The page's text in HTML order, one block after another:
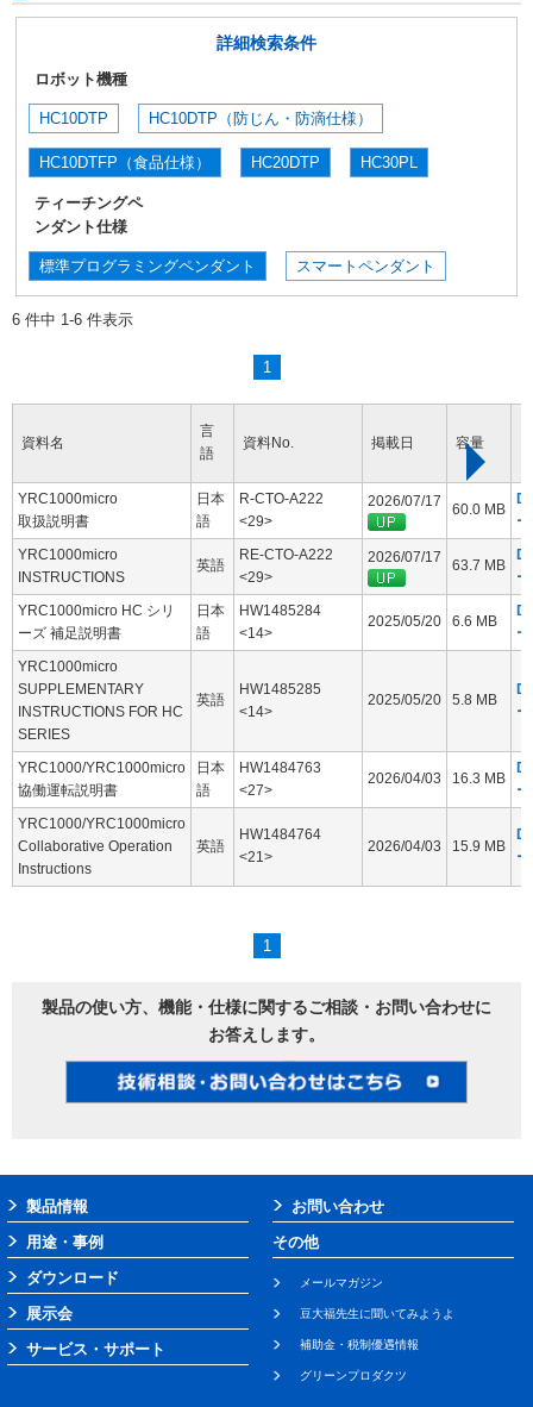
詳細検索条件
ロボット機種
HC10DTP HC10DTP（防じん・防滴仕様）
HC10DTFP（食品仕様） HC20DTP HC30PL
ティーチングペ
ンダント仕様
標準プログラミングペンダント スマートペンダント
6 件中 1-6 件表示
1
資料名
言
語
資料No. 掲載日 容量
YRC1000micro
取扱説明書
日本
語
R-CTO-A222
<29>
2026/07/17 60.0 MB
YRC1000micro
INSTRUCTIONS
英語
RE-CTO-A222
<29>
2026/07/17 63.7 MB
YRC1000micro HC シリ
ーズ 補足説明書
日本
語
HW1485284
<14>
2025/05/20 6.6 MB
YRC1000micro
SUPPLEMENTARY
INSTRUCTIONS FOR HC
SERIES
英語
HW1485285
<14>
2025/05/20 5.8 MB
YRC1000/YRC1000micro
協働運転説明書
日本
語
HW1484763
<27>
2026/04/03 16.3 MB
YRC1000/YRC1000micro
Collaborative Operation
Instructions
英語
HW1484764
<21>
2026/04/03 15.9 MB
1
製品の使い方、機能・仕様に関するご相談・お問い合わせに
お答えします。
製品情報
用途・事例
ダウンロード
展示会
サービス・サポート
お問い合わせ
その他
メールマガジン
豆大福先生に聞いてみようよ
補助金・税制優遇情報
グリーンプロダクツ